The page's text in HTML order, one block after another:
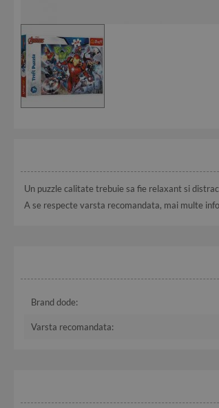
Un puzzle calitate trebuie sa fie relaxant si
A se respecte varsta recomandata, mai multe
Brand dode:
Varsta recomandata: